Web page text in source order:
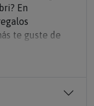
En
te guste de
¡Son súper